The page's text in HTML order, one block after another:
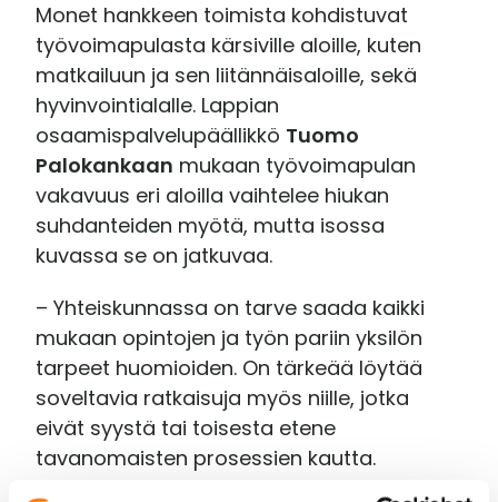
Monet hankkeen toimista kohdistuvat
työvoimapulasta kärsiville aloille, kuten
matkailuun ja sen liitännäisaloille, sekä
hyvinvointialalle. Lappian
osaamispalvelupäällikkö Tuomo
Palokankaan mukaan työvoimapulan
vakavuus eri aloilla vaihtelee hiukan
suhdanteiden myötä, mutta isossa
kuvassa se on jatkuvaa.
– Yhteiskunnassa on tarve saada kaikki
mukaan opintojen ja työn pariin yksilön
tarpeet huomioiden. On tärkeää löytää
soveltavia ratkaisuja myös niille, jotka
eivät syystä tai toisesta etene
tavanomaisten prosessien kautta.